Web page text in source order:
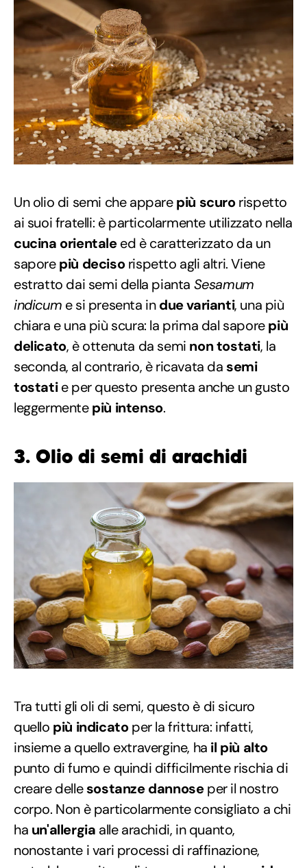
Un olio di semi che apparepiù scurorispetto
ai suoi fratelli: è particolarmente utilizzato nella
cucina orientaleed è caratterizzato da un
saporepiù decisorispetto agli altri. Viene
estratto dai semi della pianta Sesamum
indicum e si presenta indue varianti, una più
chiara e una più scura: la prima dal saporepiù
delicato, è ottenuta da semi non tostati, la
seconda, al contrario, è ricavata da semi
tostatie per questo presenta anche un gusto
leggermentepiù intenso.
3. Olio di semi di arachidi
Tra tutti gli oli di semi, questo è di sicuro
quello più indicatoper la frittura: infatti,
insieme a quello extravergine, ha il più alto
punto di fumo e quindi difficilmente rischia di
creare dellesostanze dannoseper il nostro
corpo. Non è particolarmente consigliato a chi
ha un'allergia alle arachidi, in quanto,
nonostante i vari processi di raffinazione,